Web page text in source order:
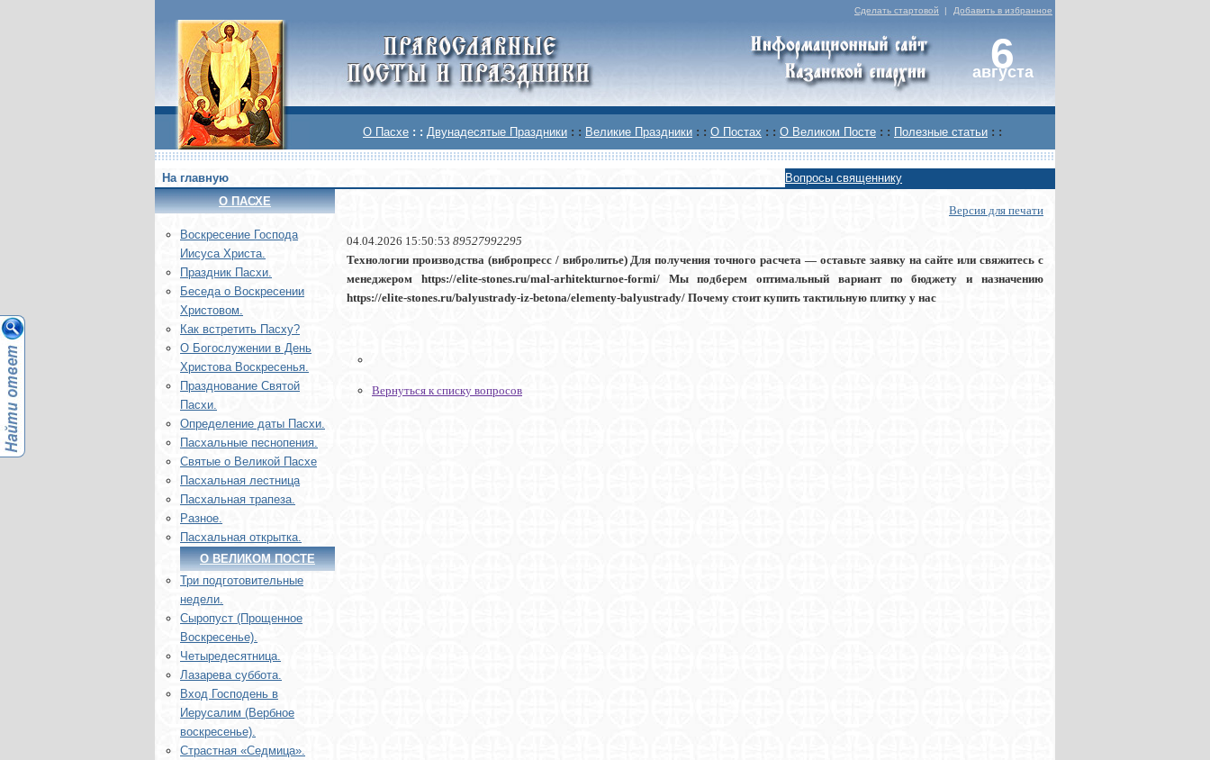
Сделать стартовой | Добавить в избранное
6
августа
О Пасхе : : Двунадесятые Праздники : : Великие Праздники : : О Постах : : О Великом Посте : : Полезные статьи : :
На главную
Вопросы священнику
О ПАСХЕ
Воскреcение Господа
Иисуса Христа.
Праздник Пасхи.
Беседа о Воскресении
Христовом.
Как встретить Пасху?
О Богослужении в День
Христова Воскресенья.
Празднование Святой
Пасхи.
Определение даты Пасхи.
Пасхальные песнопения.
Святые о Великой Пасхе
Пасхальная лестница
Пасхальная трапеза.
Разное.
Пасхальная открытка.
О ВЕЛИКОМ ПОСТЕ
Три подготовительные
недели.
Сыропуст (Прощенное
Воскресенье).
Четыредесятница.
Лазарева суббота.
Вход Господень в
Иерусалим (Вербное
воскресенье).
Страстная «Седмица».
Версия для печати
04.04.2026 15:50:53 89527992295
Технологии производства (вибропресс / вибролитье) Для получения точного расчета — оставьте заявку на сайте или свяжитесь с
менеджером https://elite-stones.ru/mal-arhitekturnoe-formi/ Мы подберем оптимальный вариант по бюджету и назначению
https://elite-stones.ru/balyustrady-iz-betona/elementy-balyustrady/ Почему стоит купить тактильную плитку у нас
Вернуться к списку вопросов